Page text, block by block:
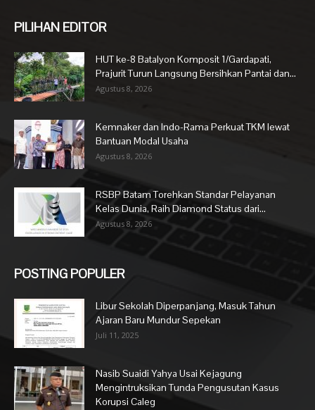
PILIHAN EDITOR
HUT ke-8 Batalyon Komposit 1/Gardapati,
Prajurit Turun Langsung Bersihkan Pantai dan...
Agustus 8, 2026
Kemnaker dan Indo-Rama Perkuat TKM lewat
Bantuan Modal Usaha
Agustus 8, 2026
RSBP Batam Torehkan Standar Pelayanan
Kelas Dunia, Raih Diamond Status dari...
Agustus 8, 2026
POSTING POPULER
Libur Sekolah Diperpanjang, Masuk Tahun
Ajaran Baru Mundur Sepekan
Juli 11, 2025
Nasib Suaidi Yahya Usai Kejagung
Mengintruksikan Tunda Pengusutan Kasus
Korupsi Caleg